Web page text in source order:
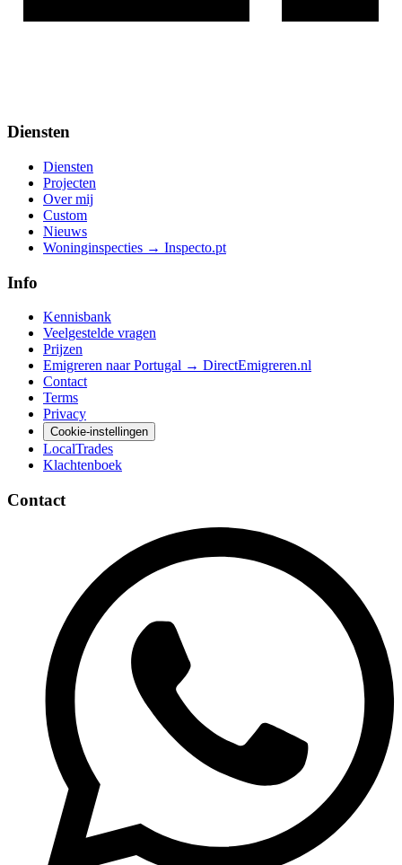
Diensten
Diensten
Projecten
Over mij
Custom
Nieuws
Woninginspecties → Inspecto.pt
Info
Kennisbank
Veelgestelde vragen
Prijzen
Emigreren naar Portugal → DirectEmigreren.nl
Contact
Terms
Privacy
Cookie-instellingen
LocalTrades
Klachtenboek
Contact